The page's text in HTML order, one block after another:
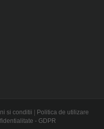
si conditii
Politica de utilizare
- GDPR